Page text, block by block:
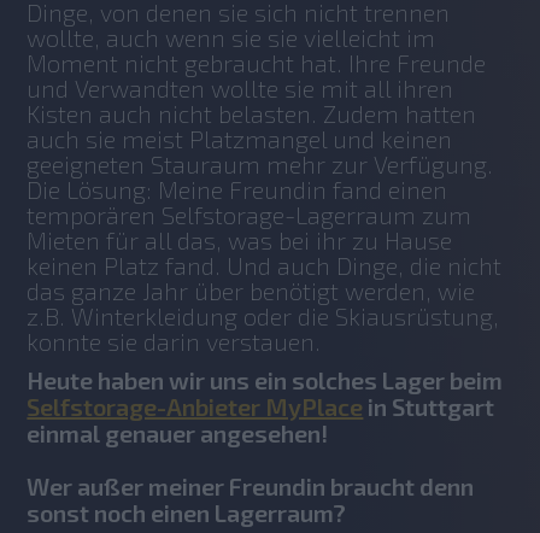
Dinge, von denen sie sich nicht trennen
wollte, auch wenn sie sie vielleicht im
Moment nicht gebraucht hat. Ihre Freunde
und Verwandten wollte sie mit all ihren
Kisten auch nicht belasten. Zudem hatten
auch sie meist Platzmangel und keinen
geeigneten Stauraum mehr zur Verfügung.
Die Lösung: Meine Freundin fand einen
temporären Selfstorage-Lagerraum zum
Mieten für all das, was bei ihr zu Hause
keinen Platz fand. Und auch Dinge, die nicht
das ganze Jahr über benötigt werden, wie
z.B. Winterkleidung oder die Skiausrüstung,
konnte sie darin verstauen.
Heute haben wir uns ein solches Lager beim
Selfstorage-Anbieter MyPlace in Stuttgart
einmal genauer angesehen!
Wer außer meiner Freundin braucht denn
sonst noch einen Lagerraum?